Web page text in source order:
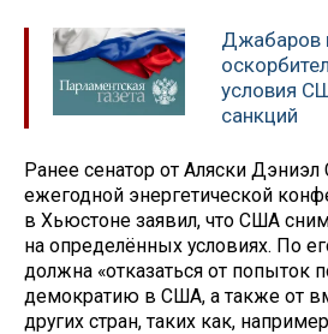
Джабаров
условия
санкций
Ранее сенатор от Аляски
ежегодной энергетической
в Хьюстоне заявил, что США
на определённых условиях. По
должна «отказаться от попыток
демократию в США, а также от
других стран, таких как,